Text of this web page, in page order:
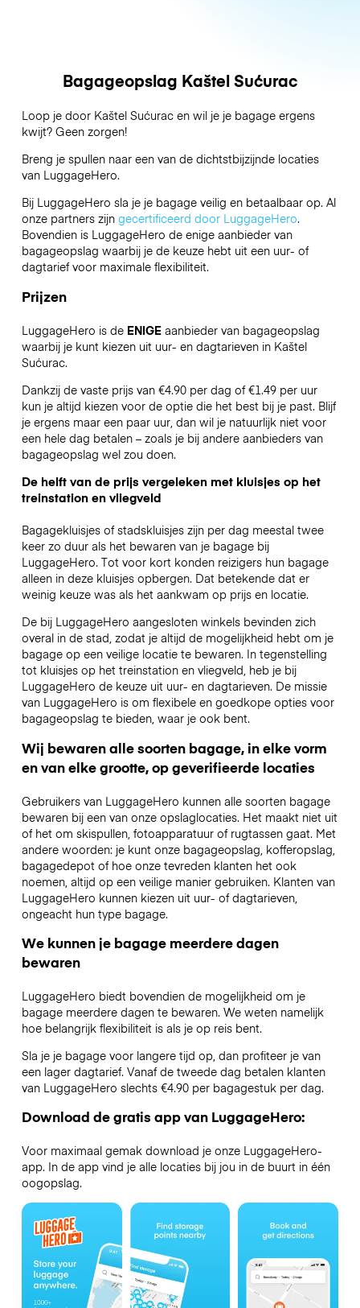
Bagageopslag Kaštel Sućurac
Loop je door Kaštel Sućurac en wil je je bagage ergens
kwijt? Geen zorgen!
Breng je spullen naar een van de dichtstbijzijnde locaties
van LuggageHero.
Bij LuggageHero sla je je bagage veilig en betaalbaar op. Al
onze partners zijn gecertificeerd door LuggageHero.
Bovendien is LuggageHero de enige aanbieder van
bagageopslag waarbij je de keuze hebt uit een uur- of
dagtarief voor maximale flexibiliteit.
Prijzen
LuggageHero is de ENIGEaanbieder van bagageopslag
waarbij je kunt kiezen uit uur- en dagtarieven in Kaštel
Sućurac.
Dankzij de vaste prijs van €4.90 per dag of €1.49 per uur
kun je altijd kiezen voor de optie die het best bij je past. Blijf
je ergens maar een paar uur, dan wil je natuurlijk niet voor
een hele dag betalen – zoals je bij andere aanbieders van
bagageopslag wel zou doen.
De helft van de prijs vergeleken met kluisjes op het
treinstation en vliegveld
Bagagekluisjes of stadskluisjes zijn per dag meestal twee
keer zo duur als het bewaren van je bagage bij
LuggageHero. Tot voor kort konden reizigers hun bagage
alleen in deze kluisjes opbergen. Dat betekende dat er
weinig keuze was als het aankwam op prijs en locatie.
De bij LuggageHero aangesloten winkels bevinden zich
overal in de stad, zodat je altijd de mogelijkheid hebt om je
bagage op een veilige locatie te bewaren. In tegenstelling
tot kluisjes op het treinstation en vliegveld, heb je bij
LuggageHero de keuze uit uur- en dagtarieven. De missie
van LuggageHero is om flexibele en goedkope opties voor
bagageopslag te bieden, waar je ook bent.
Wij bewaren alle soorten bagage, in elke vorm
en van elke grootte, op geverifieerde locaties
Gebruikers van LuggageHero kunnen alle soorten bagage
bewaren bij een van onze opslaglocaties. Het maakt niet uit
of het om skispullen, fotoapparatuur of rugtassen gaat. Met
andere woorden: je kunt onze bagageopslag, kofferopslag,
bagagedepot of hoe onze tevreden klanten het ook
noemen, altijd op een veilige manier gebruiken. Klanten van
LuggageHero kunnen kiezen uit uur- of dagtarieven,
ongeacht hun type bagage.
We kunnen je bagage meerdere dagen
bewaren
LuggageHero biedt bovendien de mogelijkheid om je
bagage meerdere dagen te bewaren. We weten namelijk
hoe belangrijk flexibiliteit is als je op reis bent.
Sla je je bagage voor langere tijd op, dan profiteer je van
een lager dagtarief. Vanaf de tweede dag betalen klanten
van LuggageHero slechts €4.90 per bagagestuk per dag.
Download de gratis app van LuggageHero:
Voor maximaal gemak download je onze LuggageHero-
app. In de app vind je alle locaties bij jou in de buurt in één
oogopslag.